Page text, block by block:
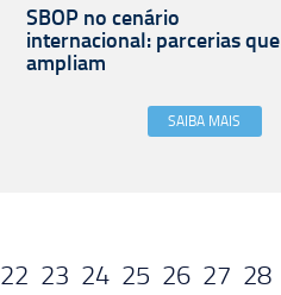
SBOP no cenário
internacional: parcerias que
ampliam
SAIBA MAIS
22 23 24 25 26 27 28